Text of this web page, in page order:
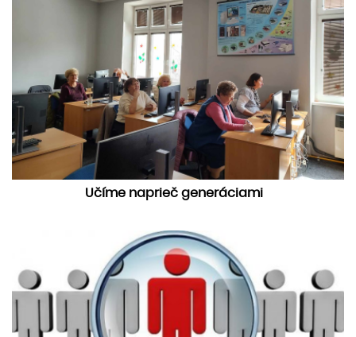
​Učíme naprieč generáciami